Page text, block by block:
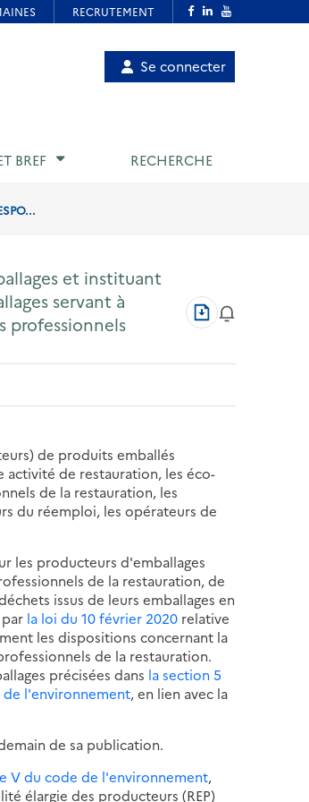
Menu
utilisateur
Se connecter
BREF RECHERCHE
et instituant
servant à
professionnels
Télécharger
au
PDF
de produits emballés
activité de restauration, les éco-
de la restauration, les
du réemploi, les opérateurs de
les producteurs d'emballages
de la restauration, de
issus de leurs emballages en
la loi du 10 février 2020 relative
les dispositions concernant la
de la restauration.
précisées dans la section 5
l'environnement, en lien avec la
de sa publication.
V du code de l'environnement,
élargie des producteurs (REP)